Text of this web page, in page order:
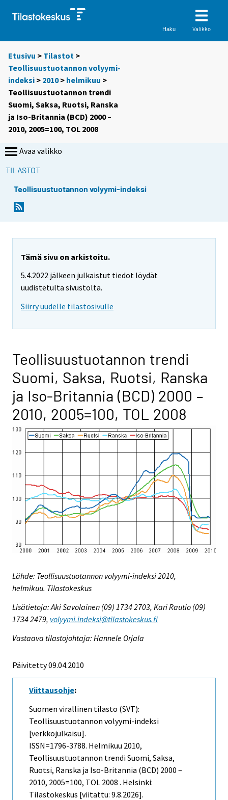
Haku Valikko
Etusivu > Tilastot >
Teollisuustuotannon volyymi-
indeksi > 2010> helmikuu >
Teollisuustuotannon trendi
Suomi, Saksa, Ruotsi, Ranska
ja Iso-Britannia (BCD) 2000 –
2010, 2005=100, TOL 2008
Avaa valikko
TILASTOT
Teollisuustuotannon volyymi-indeksi
Tämä sivu on arkistoitu.
5.4.2022 jälkeen julkaistut tiedot löydät
uudistetulta sivustolta.
Siirry uudelle tilastosivulle
Teollisuustuotannon trendi
Suomi, Saksa, Ruotsi, Ranska
ja Iso-Britannia (BCD) 2000 –
2010, 2005=100, TOL 2008
Lähde: Teollisuustuotannon volyymi-indeksi 2010,
helmikuu. Tilastokeskus
Lisätietoja: Aki Savolainen (09) 1734 2703, Kari Rautio (09)
1734 2479, volyymi.indeksi@tilastokeskus.fi
Vastaava tilastojohtaja: Hannele Orjala
Päivitetty 09.04.2010
Viittausohje:
Suomen virallinen tilasto (SVT):
Teollisuustuotannon volyymi-indeksi
[verkkojulkaisu].
ISSN=1796-3788. Helmikuu 2010,
Teollisuustuotannon trendi Suomi, Saksa,
Ruotsi, Ranska ja Iso-Britannia (BCD) 2000 –
2010, 2005=100, TOL 2008 . Helsinki:
Tilastokeskus [viitattu: 9.8.2026].